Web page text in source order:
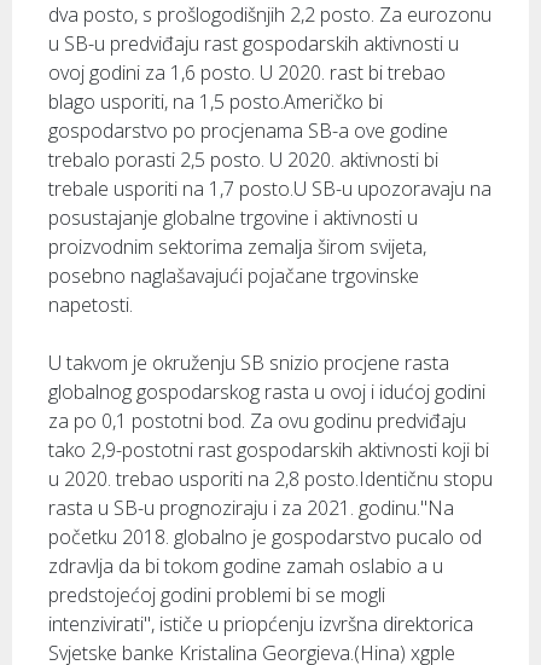
dva posto, s prošlogodišnjih 2,2 posto. Za eurozonu
u SB-u predviđaju rast gospodarskih aktivnosti u
ovoj godini za 1,6 posto. U 2020. rast bi trebao
blago usporiti, na 1,5 posto.Američko bi
gospodarstvo po procjenama SB-a ove godine
trebalo porasti 2,5 posto. U 2020. aktivnosti bi
trebale usporiti na 1,7 posto.U SB-u upozoravaju na
posustajanje globalne trgovine i aktivnosti u
proizvodnim sektorima zemalja širom svijeta,
posebno naglašavajući pojačane trgovinske
napetosti.
U takvom je okruženju SB snizio procjene rasta
globalnog gospodarskog rasta u ovoj i idućoj godini
za po 0,1 postotni bod. Za ovu godinu predviđaju
tako 2,9-postotni rast gospodarskih aktivnosti koji bi
u 2020. trebao usporiti na 2,8 posto.Identičnu stopu
rasta u SB-u prognoziraju i za 2021. godinu."Na
početku 2018. globalno je gospodarstvo pucalo od
zdravlja da bi tokom godine zamah oslabio a u
predstojećoj godini problemi bi se mogli
intenzivirati", ističe u priopćenju izvršna direktorica
Svjetske banke Kristalina Georgieva.(Hina) xgple